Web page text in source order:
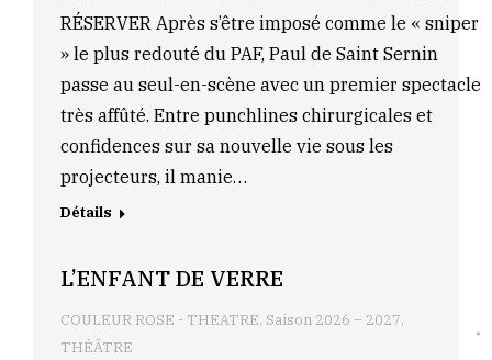
RÉSERVER Après s’être imposé comme le « sniper
» le plus redouté du PAF, Paul de Saint Sernin
passe au seul-en-scène avec un premier spectacle
très affûté. Entre punchlines chirurgicales et
confidences sur sa nouvelle vie sous les
projecteurs, il manie…
Détails
L’ENFANT DE VERRE
COULEUR ROSE - THEATRE, Saison 2026 – 2027,
THÉÂTRE